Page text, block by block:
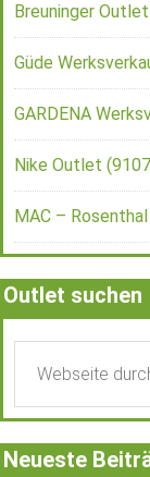
Breuninger
Güde
GARDENA
Nike Outlet
MAC –
Outlet suchen
Neueste